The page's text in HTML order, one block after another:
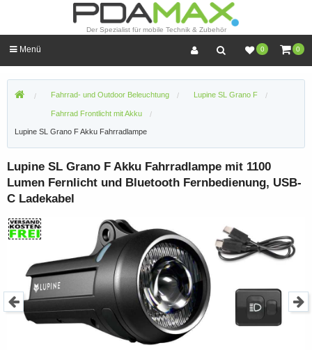
Der Spezialist für mobile Technik & Zubehör
0 0
Menü
Fahrrad- und Outdoor Beleuchtung Lupine SL Grano F
Fahrrad Frontlicht mit Akku
Lupine SL Grano F Akku Fahrradlampe
Lupine SL Grano F Akku Fahrradlampe mit 1100
Lumen Fernlicht und Bluetooth Fernbedienung, USB-
C Ladekabel